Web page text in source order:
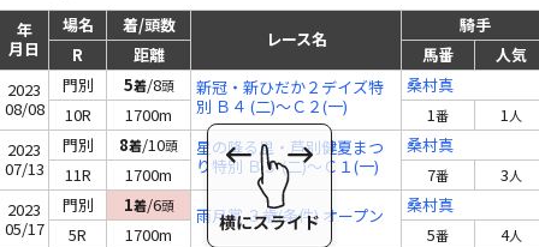
年
月日
場名 着/頭数
レース名
騎手
R
距離 馬番
人気
2023
08/08
門別 5着/8頭
新冠・新ひだか２デイズ特
別 Ｂ４ (二)～Ｃ２(一)
桑村真
10R
1700m 1番 1人
2023
07/13
門別 8着/10頭
星の降る里・芦別健夏まつ
り特別 Ｂ３ (二)～Ｃ１(一)
桑村真
11R
1700m 7番 3人
2023
05/17
門別 1着/6頭 雨月賞 ３歳(条件) オープン
桑村真
5R
1700m 5番 4人